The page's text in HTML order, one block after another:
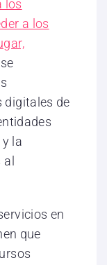
los
a los
digitales de
la
en
que